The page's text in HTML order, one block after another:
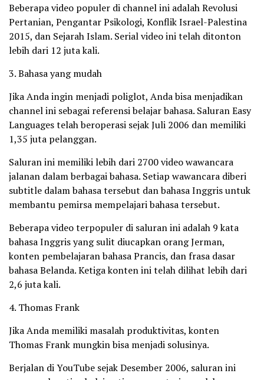
Beberapa video populer di channel ini adalah Revolusi
Pertanian, Pengantar Psikologi, Konflik Israel-Palestina
2015, dan Sejarah Islam. Serial video ini telah ditonton
lebih dari 12 juta kali.
3. Bahasa yang mudah
Jika Anda ingin menjadi poliglot, Anda bisa menjadikan
channel ini sebagai referensi belajar bahasa. Saluran Easy
Languages ​​​​telah beroperasi sejak Juli 2006 dan memiliki
1,35 juta pelanggan.
Saluran ini memiliki lebih dari 2700 video wawancara
jalanan dalam berbagai bahasa. Setiap wawancara diberi
subtitle dalam bahasa tersebut dan bahasa Inggris untuk
membantu pemirsa mempelajari bahasa tersebut.
Beberapa video terpopuler di saluran ini adalah 9 kata
bahasa Inggris yang sulit diucapkan orang Jerman,
konten pembelajaran bahasa Prancis, dan frasa dasar
bahasa Belanda. Ketiga konten ini telah dilihat lebih dari
2,6 juta kali.
4. Thomas Frank
Jika Anda memiliki masalah produktivitas, konten
Thomas Frank mungkin bisa menjadi solusinya.
Berjalan di YouTube sejak Desember 2006, saluran ini